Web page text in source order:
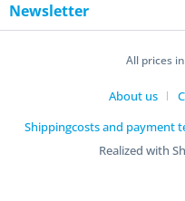
Newsletter
All prices
About us
Shippingcosts and payment
Realized with